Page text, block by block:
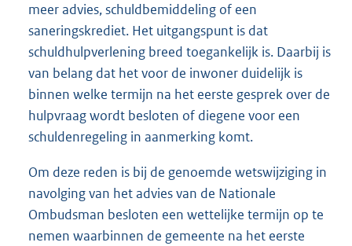
meer advies, schuldbemiddeling of een
saneringskrediet. Het uitgangspunt is dat
schuldhulpverlening breed toegankelijk is. Daarbij is
van belang dat het voor de inwoner duidelijk is
binnen welke termijn na het eerste gesprek over de
hulpvraag wordt besloten of diegene voor een
schuldenregeling in aanmerking komt.
Om deze reden is bij de genoemde wetswijziging in
navolging van het advies van de Nationale
Ombudsman besloten een wettelijke termijn op te
nemen waarbinnen de gemeente na het eerste